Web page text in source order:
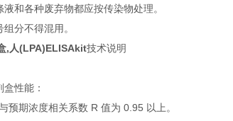
各种废弃物都应按传染物处理。
分不得混用。
,人(LPA)ELISAkit技术说明
性能：
期浓度相关系数 R 值为 0.95 以上。